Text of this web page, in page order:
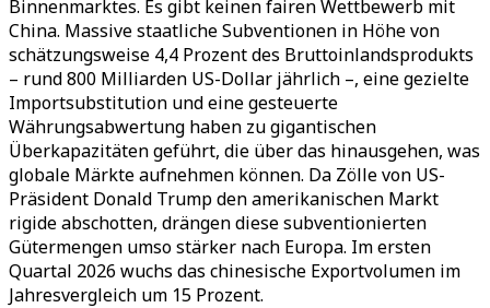
Binnenmarktes. Es gibt keinen fairen Wettbewerb mit
China. Massive staatliche Subventionen in Höhe von
schätzungsweise 4,4 Prozent des Bruttoinlandsprodukts
– rund 800 Milliarden US-Dollar jährlich –, eine gezielte
Importsubstitution und eine gesteuerte
Währungsabwertung haben zu gigantischen
Überkapazitäten geführt, die über das hinausgehen, was
globale Märkte aufnehmen können. Da Zölle von US-
Präsident Donald Trump den amerikanischen Markt
rigide abschotten, drängen diese subventionierten
Gütermengen umso stärker nach Europa. Im ersten
Quartal 2026 wuchs das chinesische Exportvolumen im
Jahresvergleich um 15 Prozent.